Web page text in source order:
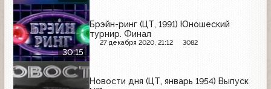
30:15
Брэйн-ринг (ЦТ, 1991) Юношеский
турнир. Финал
27 декабря 2020, 21:12 3082
Новости дня (ЦТ, январь 1954) Выпуск